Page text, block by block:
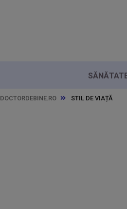
DOCTORDEBINE.RO STIL DE VIAȚĂ